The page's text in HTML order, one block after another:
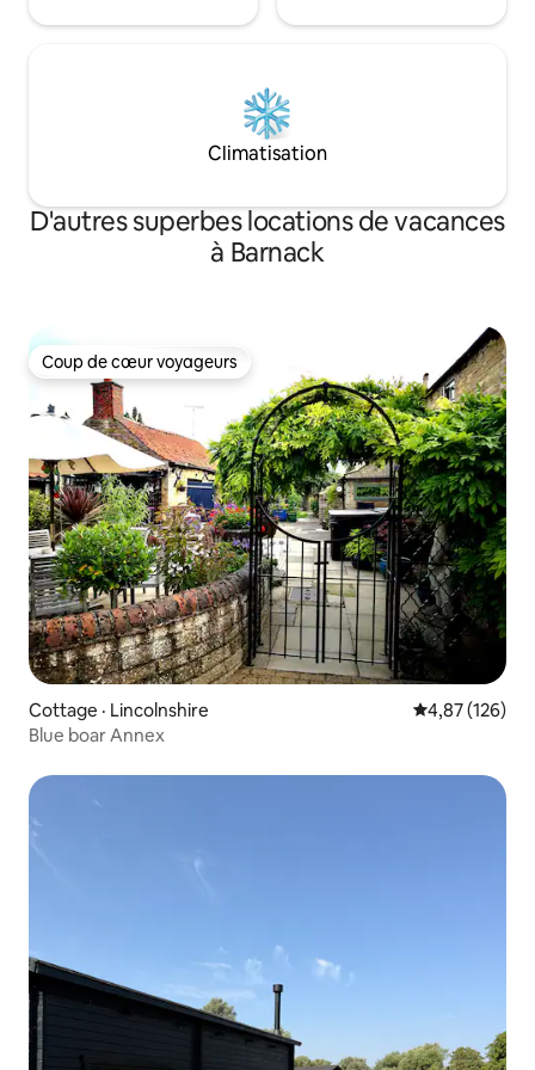
Climatisation
D'autres superbes locations de vacances
à Barnack
Coup de cœur voyageurs
Coup de cœur voyageurs
Cottage · Lincolnshire Note
4,87 (126)
Blue boar Annex